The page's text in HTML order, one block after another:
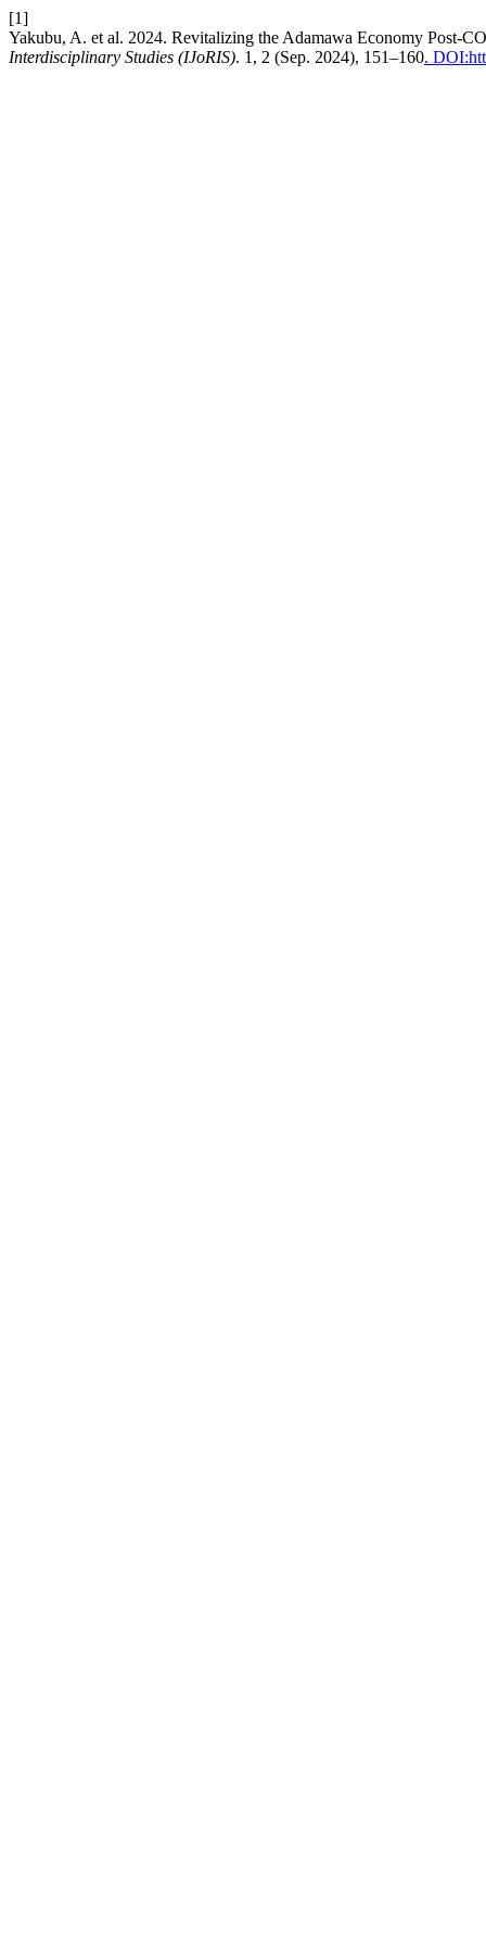
[1]
Yakubu, A. et al. 2024. Revitalizing the Adamawa Economy Post-
Interdisciplinary Studies (IJoRIS). 1, 2 (Sep. 2024), 151–160.